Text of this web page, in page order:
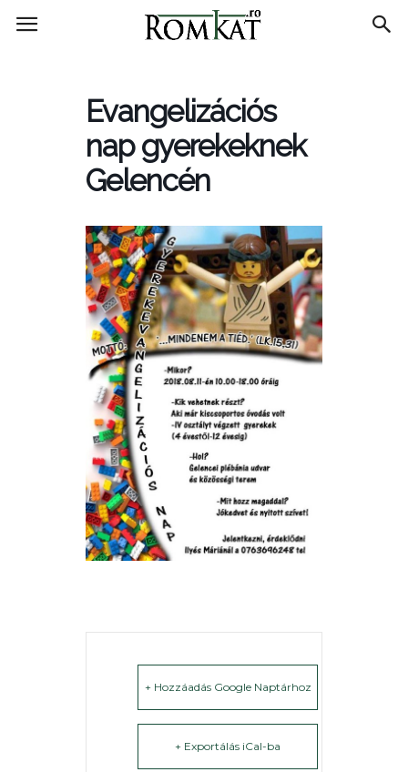
RomKat.ro
Evangelizációs
nap gyerekeknek
Gelencén
+ Hozzáadás Google Naptárhoz
+ Exportálás iCal-ba